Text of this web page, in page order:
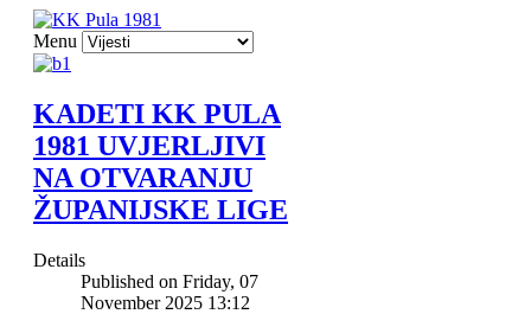
Menu
KADETI KK PULA
1981 UVJERLJIVI
NA OTVARANJU
ŽUPANIJSKE LIGE
Details
Published on Friday, 07
November 2025 13:12